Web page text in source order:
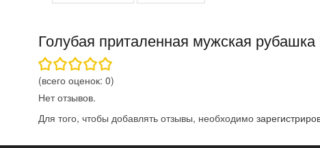
Голубая приталенная мужская
(всего оценок: 0)
Нет отзывов.
Для того, чтобы добавлять отзывы, необходимо